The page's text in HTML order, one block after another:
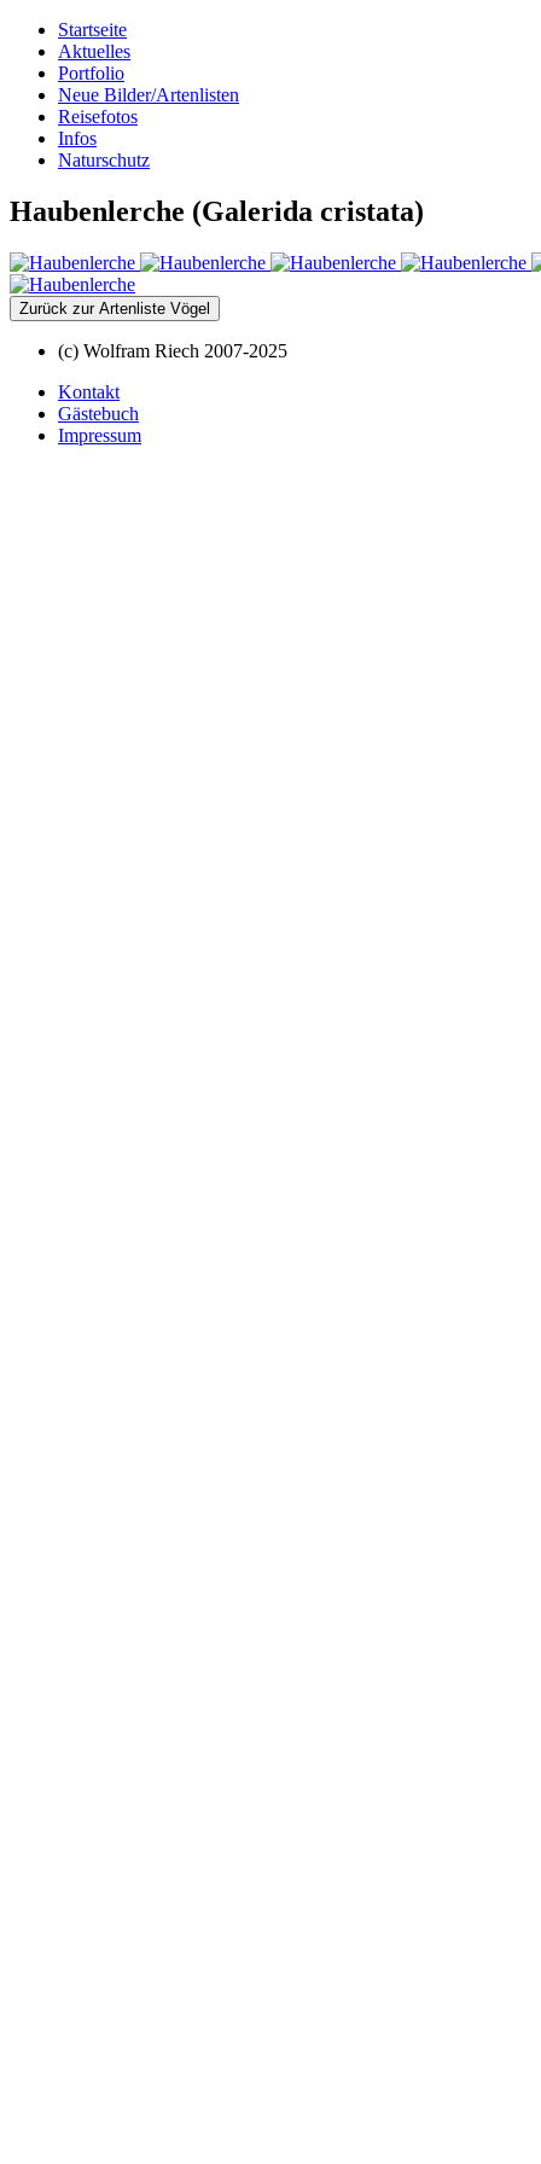
Startseite
Aktuelles
Portfolio
Neue Bilder/Artenlisten
Reisefotos
Infos
Naturschutz
Haubenlerche (Galerida cristata)
Zurück zur Artenliste Vögel
(c) Wolfram Riech 2007-2025
Kontakt
Gästebuch
Impressum